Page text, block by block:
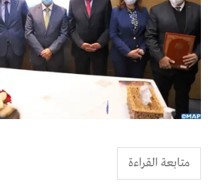
متابعة القراءة